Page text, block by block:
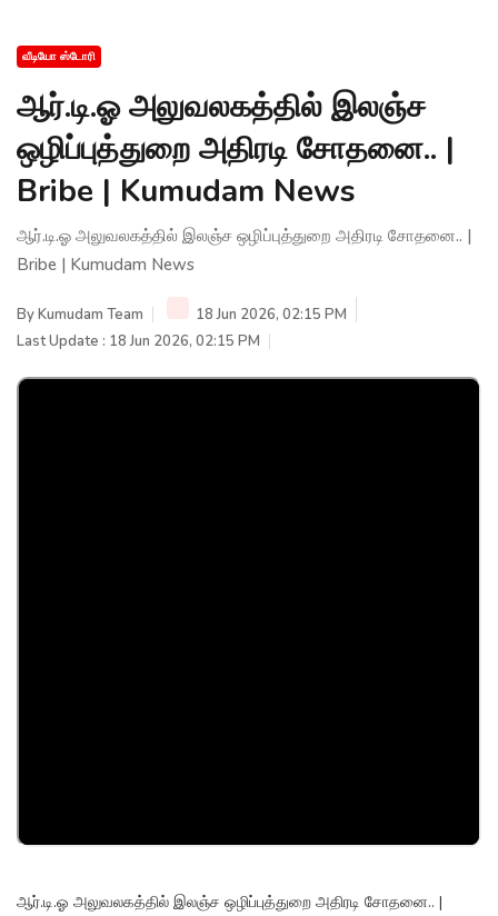
வீடியோ ஸ்டோரி
ஆர்.டி.ஓ அலுவலகத்தில் இலஞ்ச
ஒழிப்புத்துறை அதிரடி சோதனை.. |
Bribe | Kumudam News
ஆர்.டி.ஓ அலுவலகத்தில் இலஞ்ச ஒழிப்புத்துறை அதிரடி சோதனை.. |
Bribe | Kumudam News
ByKumudam Team
18 Jun 2026, 02:15 PM
Last Update : 18 Jun 2026, 02:15 PM
ஆர்.டி.ஓ அலுவலகத்தில் இலஞ்ச ஒழிப்புத்துறை அதிரடி சோதனை.. |